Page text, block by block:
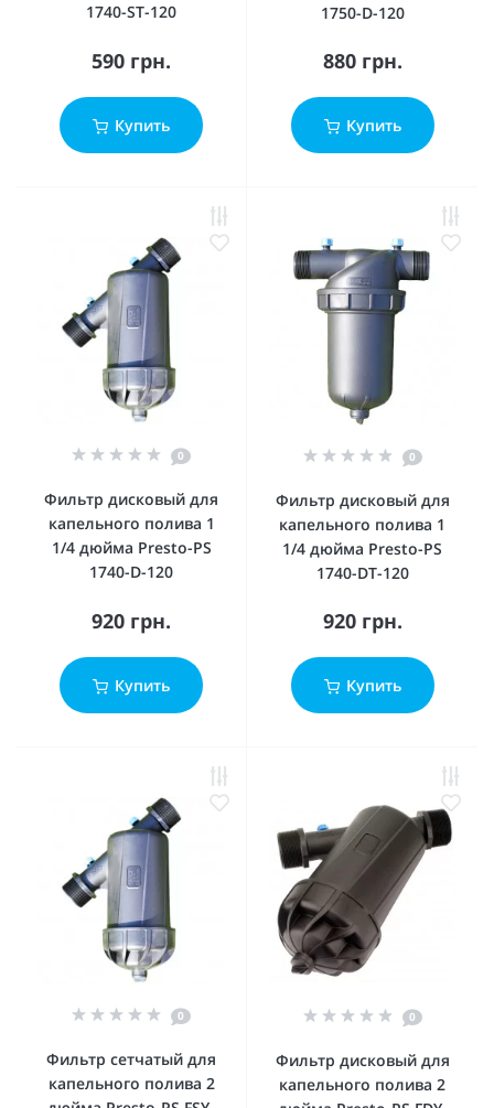
1740-ST-120
590 грн.
Купить
1750-D-120
880 грн.
Купить
0
Фильтр дисковый для
капельного полива 1
1/4 дюйма Presto-PS
1740-D-120
920 грн.
Купить
0
Фильтр дисковый для
капельного полива 1
1/4 дюйма Presto-PS
1740-DT-120
920 грн.
Купить
0
Фильтр сетчатый для
капельного полива 2
0
Фильтр дисковый для
капельного полива 2